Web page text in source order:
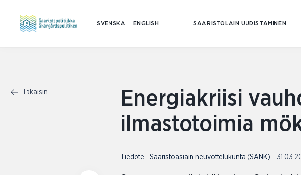
SVENSKA ENGLISH SAARISTOLAIN UUDISTAMINEN
Takaisin
Energiakriisi
ilmastotoimia
Tiedote,Saaristoasiain neuvottelukunta (SANK)